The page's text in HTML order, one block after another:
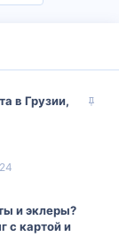
в Грузии,
и эклеры?
с картой и